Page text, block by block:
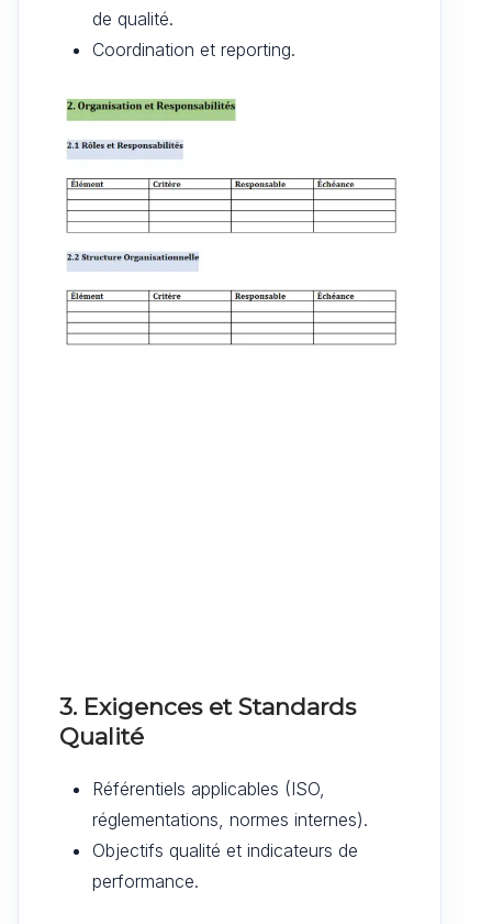
de qualité.
Coordination et reporting.
3. Exigences et Standards
Qualité
Référentiels applicables (ISO,
réglementations, normes internes).
Objectifs qualité et indicateurs de
performance.